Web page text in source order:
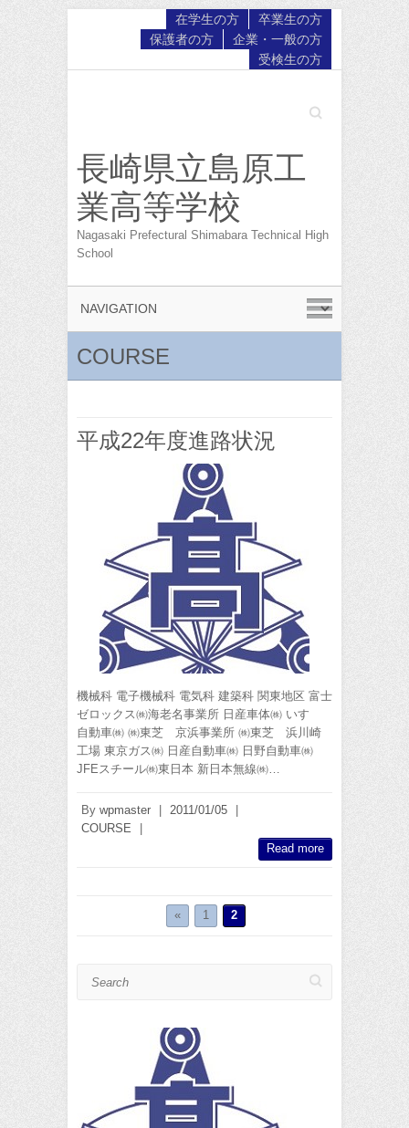
卒業生の方
在学生の方
企業・一般の方
保護者の方
受検生の方
Search
長崎県立島原工
業高等学校
Nagasaki Prefectural Shimabara Technical High
School
COURSE
平成22年度進路状況
機械科 電子機械科 電気科 建築科 関東地区 富士
ゼロックス㈱海老名事業所 日産車体㈱ いすゞ
自動車㈱ ㈱東芝 京浜事業所 ㈱東芝 浜川崎
工場 東京ガス㈱ 日産自動車㈱ 日野自動車㈱
JFEスチール㈱東日本 新日本無線㈱…
By wpmaster 2011/01/05
COURSE
Read more
« 1 2